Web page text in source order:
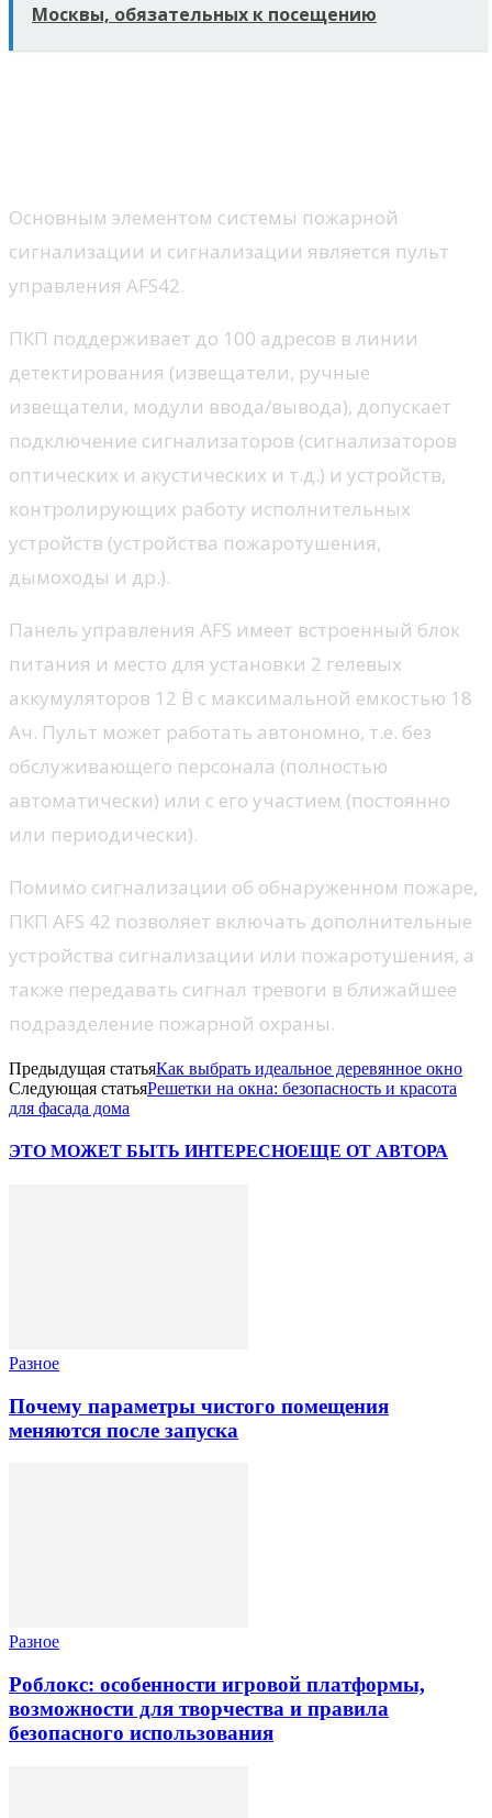
Москвы, обязательных к посещению
Основным элементом системы пожарной
сигнализации и сигнализации является пульт
управления AFS42.
ПКП поддерживает до 100 адресов в линии
детектирования (извещатели, ручные
извещатели, модули ввода/вывода), допускает
подключение сигнализаторов (сигнализаторов
оптических и акустических и т.д.) и устройств,
контролирующих работу исполнительных
устройств (устройства пожаротушения,
дымоходы и др.).
Панель управления AFS имеет встроенный блок
питания и место для установки 2 гелевых
аккумуляторов 12 В с максимальной емкостью 18
Ач. Пульт может работать автономно, т.е. без
обслуживающего персонала (полностью
автоматически) или с его участием (постоянно
или периодически).
Помимо сигнализации об обнаруженном пожаре,
ПКП AFS 42 позволяет включать дополнительные
устройства сигнализации или пожаротушения, а
также передавать сигнал тревоги в ближайшее
подразделение пожарной охраны.
Предыдущая статьяКак выбрать идеальное деревянное окно
Следующая статьяРешетки на окна: безопасность и красота
для фасада дома
ЭТО МОЖЕТ БЫТЬ ИНТЕРЕСНОЕЩЕ ОТ АВТОРА
Разное
Почему параметры чистого помещения
меняются после запуска
Разное
Роблокс: особенности игровой платформы,
возможности для творчества и правила
безопасного использования